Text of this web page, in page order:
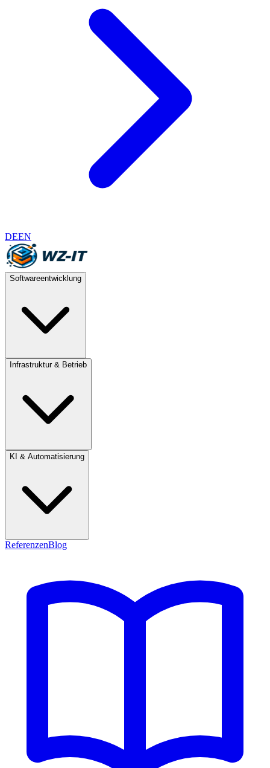
DEEN
Softwareentwicklung
Infrastruktur & Betrieb
KI & Automatisierung
ReferenzenBlog